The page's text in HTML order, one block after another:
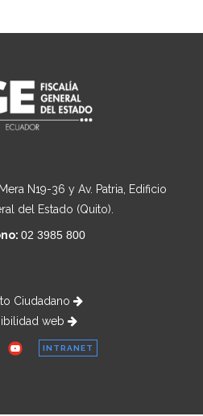
N19-36 y Av. Patria, Edificio
del Estado (Quito).
02 3985 800
Ciudadano
web
INTRANET